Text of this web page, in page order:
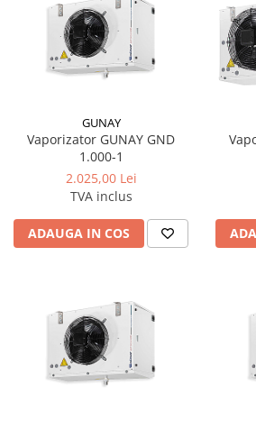
GUNAY
Vaporizator GUNAY GND
1.000-1
2.025,00 Lei
TVA inclus
ADAUGA IN COS